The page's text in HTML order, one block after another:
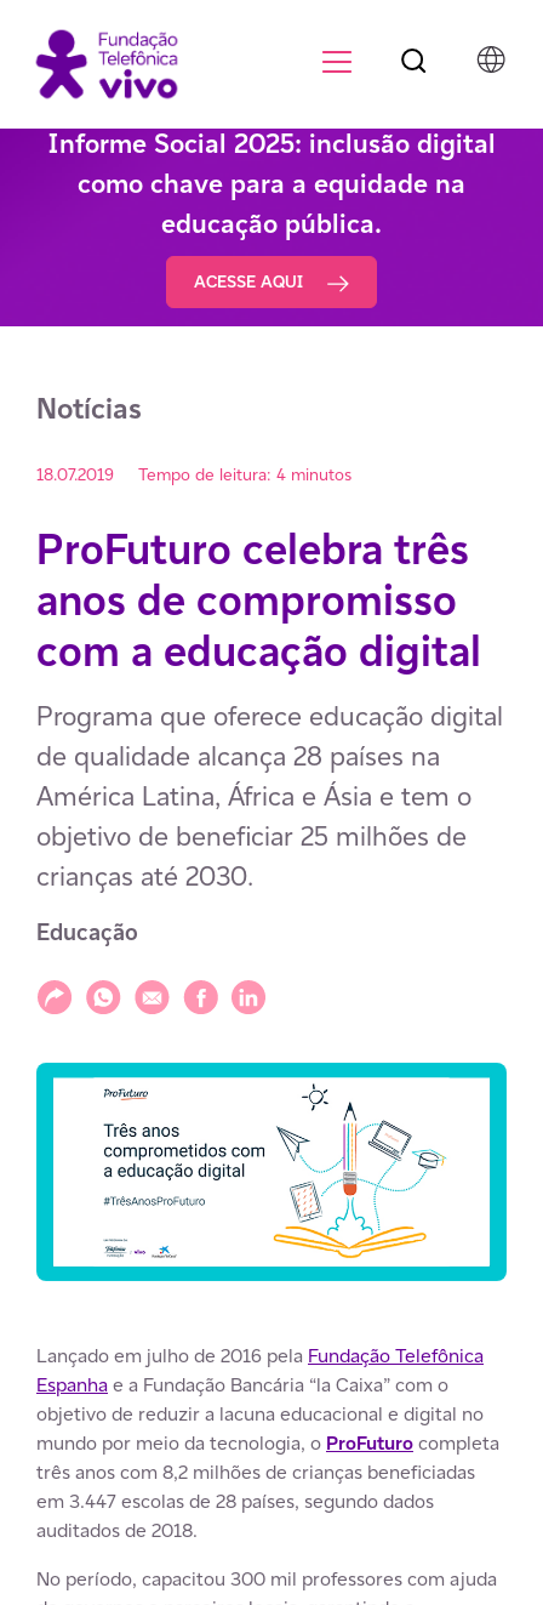
Informe Social 2025: inclusão digital
como chave para a equidade na
educação pública.
ACESSE AQUI
Notícias
18.07.2019 Tempo de leitura: 4 minutos
ProFuturo celebra três
anos de compromisso
com a educação digital
Programa que oferece educação digital
de qualidade alcança 28 países na
América Latina, África e Ásia e tem o
objetivo de beneficiar 25 milhões de
crianças até 2030.
Educação
Compartilhar
Compartilhar via WhatsApp
Compartilhar via E-mail
Compartilhar via Facebook
Compartilhar via LinkedIn
Lançado em julho de 2016 pela Fundação Telefônica
Espanhae a Fundação Bancária “la Caixa” com o
objetivo de reduzir a lacuna educacional e digital no
mundo por meio da tecnologia, o ProFuturocompleta
três anos com 8,2 milhões de crianças beneficiadas
em 3.447 escolas de 28 países, segundo dados
auditados de 2018.
No período, capacitou 300 mil professores com ajuda
Botão de